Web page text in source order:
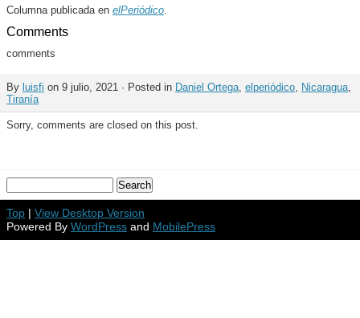
Columna publicada en elPeriódico
Comments
comments
By luisfi on 9 julio, 2021 · Posted in Daniel Ortega elperiódico Nicaragua
Tiranía
Sorry, comments are closed on this post.
Top | View Desktop Version
Powered By WordPress and MobilePress